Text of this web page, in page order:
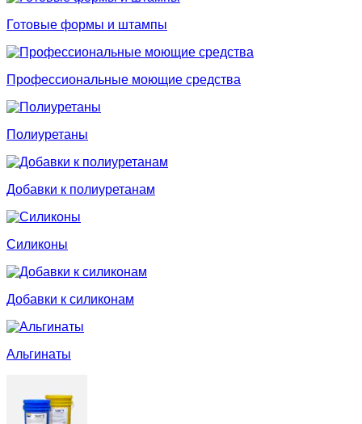
Готовые формы и штампы
Профессиональные моющие средства
Полиуретаны
Добавки к полиуретанам
Силиконы
Добавки к силиконам
Альгинаты